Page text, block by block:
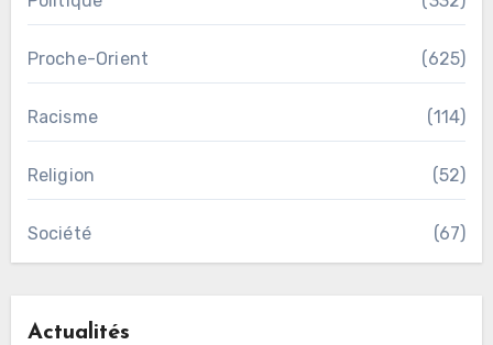
Proche-Orient (625)
Racisme (114)
Religion (52)
Société (67)
Actualités